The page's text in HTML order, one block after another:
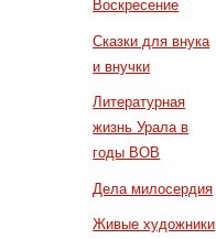
Воскресение
Сказки для внука
и внучки
Литературная
жизнь Урала в
годы ВОВ
Дела милосердия
Живые художники